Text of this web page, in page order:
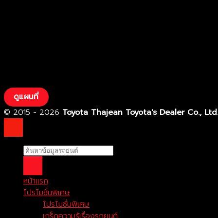
ดูแผนที่
© 2015 - 2026 Toyota Thajean Toyota's Dealer Co., Ltd.
หน้าแรก
โปรโมชั่นพิเศษ
โปรโมชั่นพิเศษ